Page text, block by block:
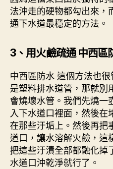
法沖走的硬物都勾出來，
通下水道最穩定的方法。
3、用火鹼疏通 中西區
中西區防水 這個方法也
是塑料排水道管，那就別
會燒壞水管。我們先燒一
入下水道口裡面，然後
在那些汙垢上。然後再把
道口，讓水溶解火鹼，這
把這些汙漬全部都融化掉
水道口沖乾淨就行了。